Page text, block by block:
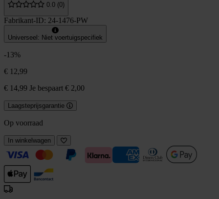
0.0 (0)
Fabrikant-ID: 24-1476-PW
Universeel: Niet voertuigspecifiek
-13%
€ 12,99
€ 14,99 Je bespaart € 2,00
Laagsteprijsgarantie
Op voorraad
In winkelwagen